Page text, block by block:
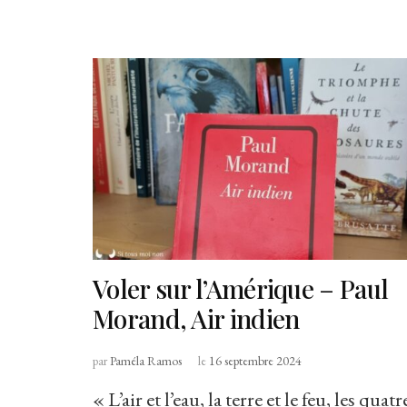
Voler sur l’Amérique – Paul
Morand, Air indien
parPaméla Ramos le 16 septembre 2024
« L’air et l’eau, la terre et le feu, les